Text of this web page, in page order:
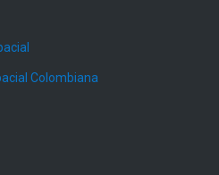
Colombiana